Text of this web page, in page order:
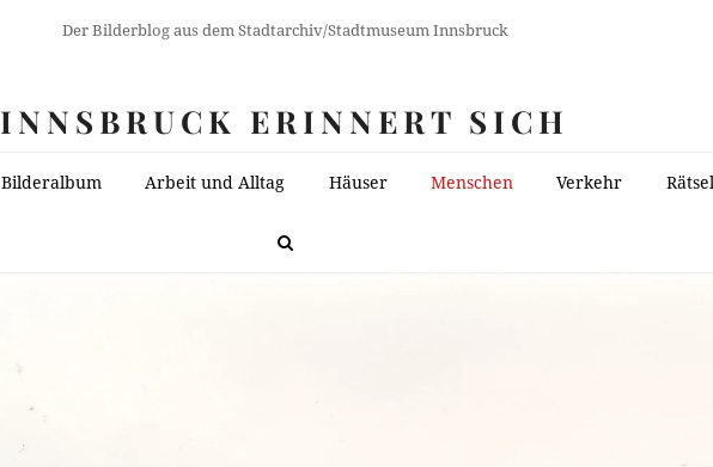
Der Bilderblog aus dem Stadtarchiv/Stadtmuseum Innsbruck
INNSBRUCK ERINNERT SICH
Bilderalbum Arbeit und Alltag Häuser Menschen Verkehr Rätsel